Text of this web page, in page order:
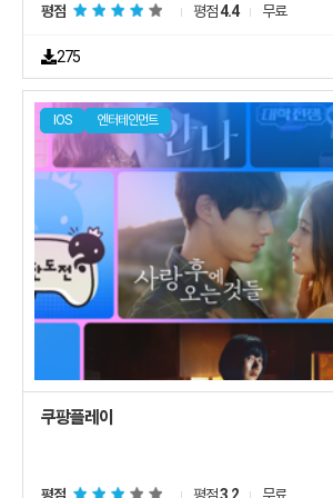
평점 평점4.4 무료
275
IOS 엔터테인먼트